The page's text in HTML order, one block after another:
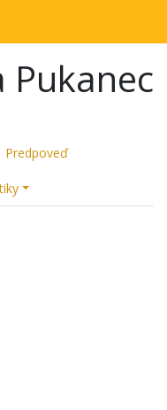
Pukanec
Predpoveď